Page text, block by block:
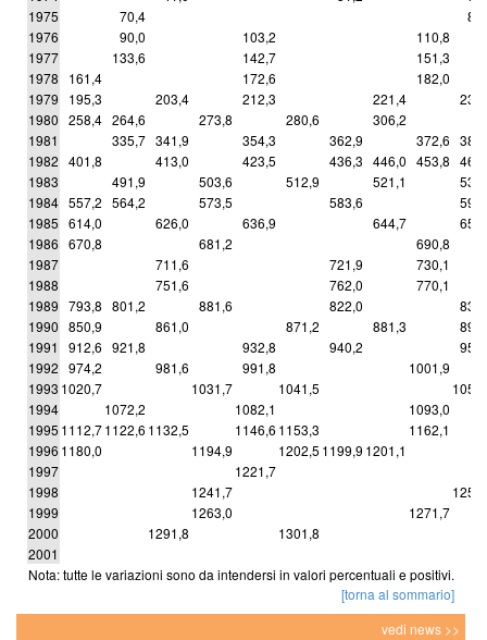
1975
70,4
1976
90,0 103,2
110,8
1977
133,6 142,7
151,3
1978
161,4 172,6
182,0
1979
195,3 203,4 212,3 221,4
1980 258,4 264,6 273,8 280,6
306,2
1981
335,7 341,9 354,3 362,9 372,6
1982 401,8 413,0 423,5 436,3 446,0 453,8
1983
491,9 503,6 512,9 521,1
1984 557,2 564,2 573,5 583,6
1985 614,0 626,0 636,9 644,7
1986 670,8 681,2
690,8
1987
711,6 721,9
730,1
1988
751,6 762,0
770,1
1989 793,8 801,2 881,6 822,0
1990 850,9 861,0 871,2 881,3
1991
912,6 921,8 932,8 940,2
1992 974,2 981,6 991,8
1001,9
1993 1020,7 1031,7 1041,5
1994
1072,2 1082,1
1093,0
1995 1112,71122,6 1132,5 1146,6 1153,3
1162,1
1996 1180,0 1194,9 1202,5 1199,9 1201,1
1997
1221,7
1998
1241,7
1999
1263,0
1271,7
2000
1291,8
1301,8
2001
Nota: tutte le variazioni sono da intendersi in valori percentuali e positivi.
[torna al sommario]
vedi news >>